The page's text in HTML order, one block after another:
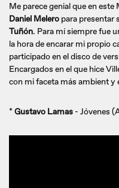
Me parece genial que en
Daniel Melero para presentar
Tuñón. Para mí siempre fue
la hora de encarar mi propio
participado en el disco de
Encargados en el que hice
con mi faceta más ambient y
*Gustavo Lamas - Jóvenes